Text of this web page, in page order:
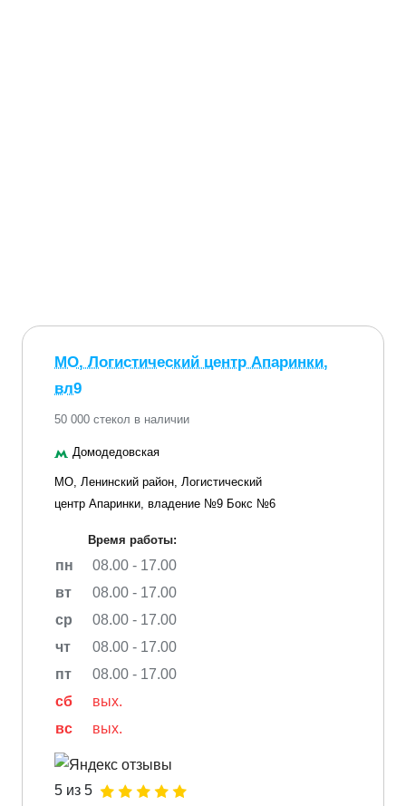
МО, Логистический центр Апаринки,
вл9
50 000 стекол в наличии
Домодедовская
МО, Ленинский район, Логистический
центр Апаринки, владение №9 Бокс №6
Время работы:
пн
08.00 - 17.00
вт
08.00 - 17.00
ср
08.00 - 17.00
чт
08.00 - 17.00
пт
08.00 - 17.00
сб
вых.
вс
вых.
5 из 5